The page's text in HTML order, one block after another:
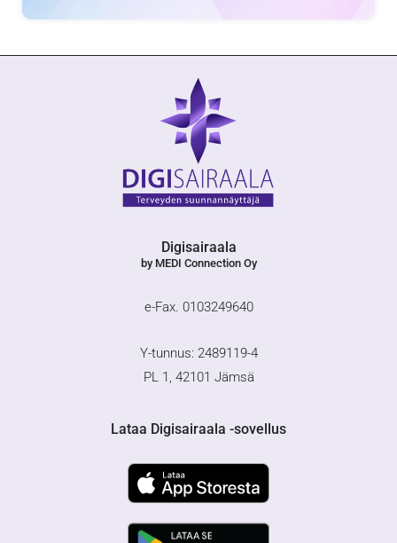
Digisairaala
by MEDI Connection Oy
e-Fax. 0103249640
Y-tunnus: 2489119-4
PL 1, 42101 Jämsä
Lataa Digisairaala -sovellus